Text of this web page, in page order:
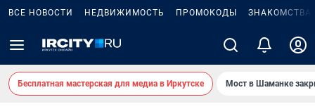
ВСЕ НОВОСТИ НЕДВИЖИМОСТЬ ПРОМОКОДЫ ЗНАКОМСТВА
Бесплатная мастерская для медиа в Иркутске Мост в Шаманке